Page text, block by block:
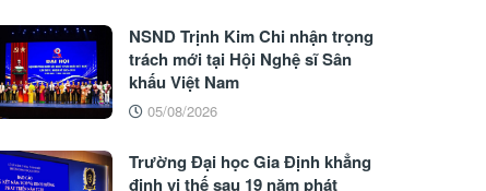
NSND Trịnh Kim Chi nhận trọng
trách mới tại Hội Nghệ sĩ Sân
khấu Việt Nam
05/08/2026
Trường Đại học Gia Định khẳng
định vị thế sau 19 năm phát